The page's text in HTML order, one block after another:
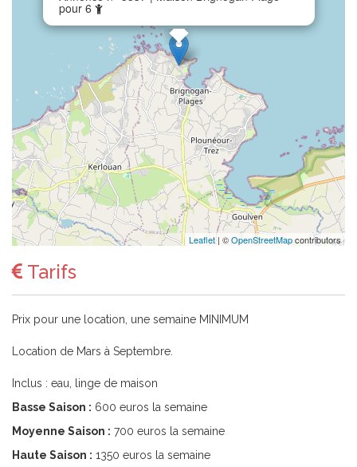
pour 6
Leaflet | ©OpenStreetMapcontributors
Tarifs
Prix pour une location, une semaine MINIMUM
Location de Mars à Septembre.
Inclus : eau, linge de maison
Basse Saison : 600 euros la semaine
Moyenne Saison : 700 euros la semaine
Haute Saison : 1350 euros la semaine